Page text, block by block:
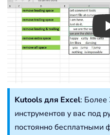
Kutools для Excel: Более
инструментов у вас под
постоянно бесплатными